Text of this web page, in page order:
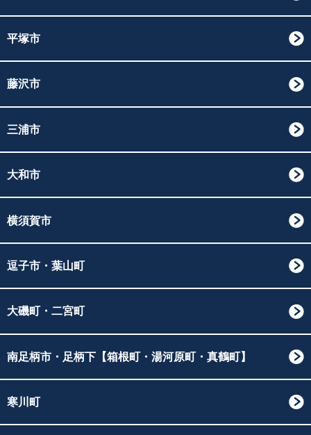
平塚市
藤沢市
三浦市
大和市
横須賀市
逗子市・葉山町
大磯町・二宮町
南足柄市・足柄下【箱根町・湯河原町・真鶴町】
寒川町